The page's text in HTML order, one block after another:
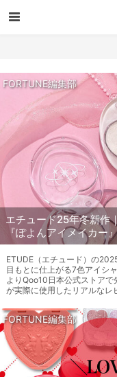
FORTUNE編集部
エチュード25年冬新作
『ぽよんアイメイカ
ETUDE（エチュード）の
目もとに仕上がる7色アイシ
よりQoo10日本公式ストア
が実際に使用したリアルなレ
FORTUNE編集部